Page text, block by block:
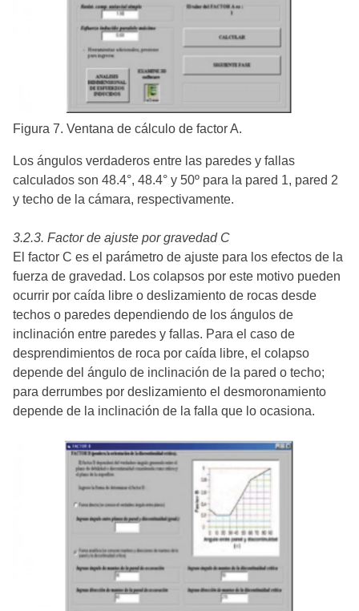
Figura 7. Ventana de cálculo de factor A.
Los ángulos verdaderos entre las paredes y fallas
calculados son 48.4°, 48.4° y 50º para la pared 1, pared 2
y techo de la cámara, respectivamente.
3.2.3. Factor de ajuste por gravedad C
El factor C es el parámetro de ajuste para los efectos de la
fuerza de gravedad. Los colapsos por este motivo pueden
ocurrir por caída libre o deslizamiento de rocas desde
techos o paredes dependiendo de los ángulos de
inclinación entre paredes y fallas. Para el caso de
desprendimientos de roca por caída libre, el colapso
depende del ángulo de inclinación de la pared o techo;
para derrumbes por deslizamiento el desmoronamiento
depende de la inclinación de la falla que lo ocasiona.